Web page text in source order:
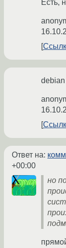
Есть,
debian
Ответ на:
+00:00
но